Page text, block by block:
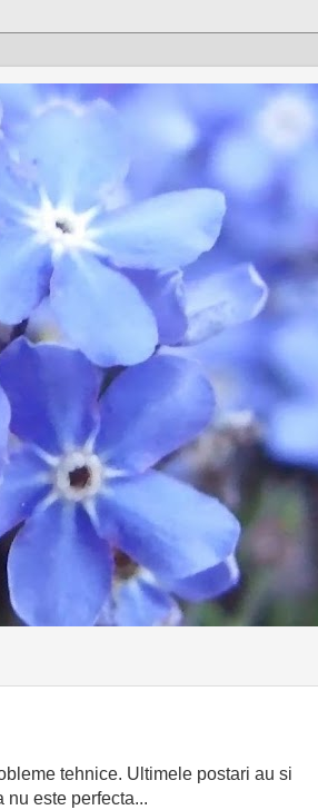
tehnice. Ultimele postari au si
este perfecta...